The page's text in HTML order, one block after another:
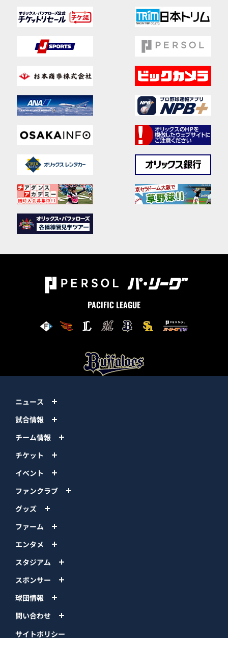
PACIFIC LEAGUE
ニュース
試合情報
チーム情報
チケット
イベント
ファンクラブ
グッズ
ファーム
エンタメ
スタジアム
スポンサー
球団情報
問い合わせ
サイトポリシー